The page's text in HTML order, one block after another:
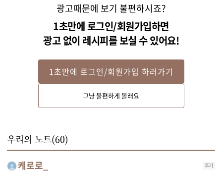
달군 팬에 버터를 넣어 녹인 후 사과와 설탕, 레몬즙, 올리고당 3큰술을 넣어
15분정도 물기없이 볶다가 계핏가루와 올리고당 2큰술을 넣어 섞어주세요.
광고때문에 보기 불편하시죠?
1초만에 로그인/회원가입하면
광고 없이 레시피를 보실 수 있어요!
1초만에 로그인/회원가입 하러가기
그냥 불편하게 볼래요
우리의 노트(60)
케로로_ 후기